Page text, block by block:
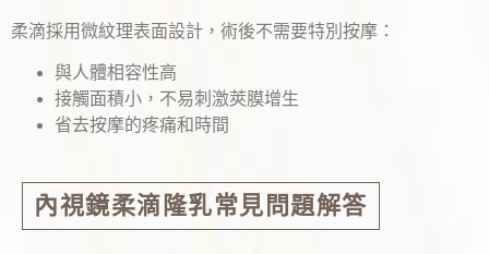
柔滴採用微紋理表面設計，術後不需要特別按摩：
與人體相容性高
接觸面積小，不易刺激莢膜增生
省去按摩的疼痛和時間
內視鏡柔滴隆乳常見問題解答